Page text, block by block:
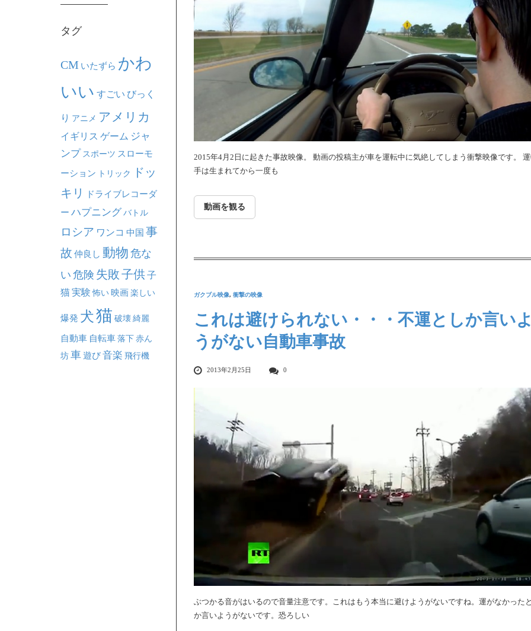
2015年4月2日に起きた事故映像。 動画の投稿主が車を運転中に気絶してしまう衝撃映像です。
手は生まれてから一度も
動画を観る
ガクブル映像, 衝撃の映像
これは避けられない・・・不運としか言い
うがない自動車事故
2013年2月25日 0
ぶつかる音がはいるので音量注意です。これはもう本当に避けようがないですね。運がなかった
か言いようがないです。恐ろしい
タグ
CM いたずら かわ
いい すごい びっく
り アニメ アメリカ
イギリス ゲーム ジャ
ンプ スポーツ スローモ
ーション トリック
ドッ
キリ
ドライブレコーダ
ー ハプニング バトル
ロシア ワンコ 中国 事
故 仲良し 動物 危な
い 危険 失敗子供子
猫実験 怖い映画楽しい
爆発 犬猫 破壊綺麗
自動車 自転車落下赤ん
坊車遊び音楽 飛行機